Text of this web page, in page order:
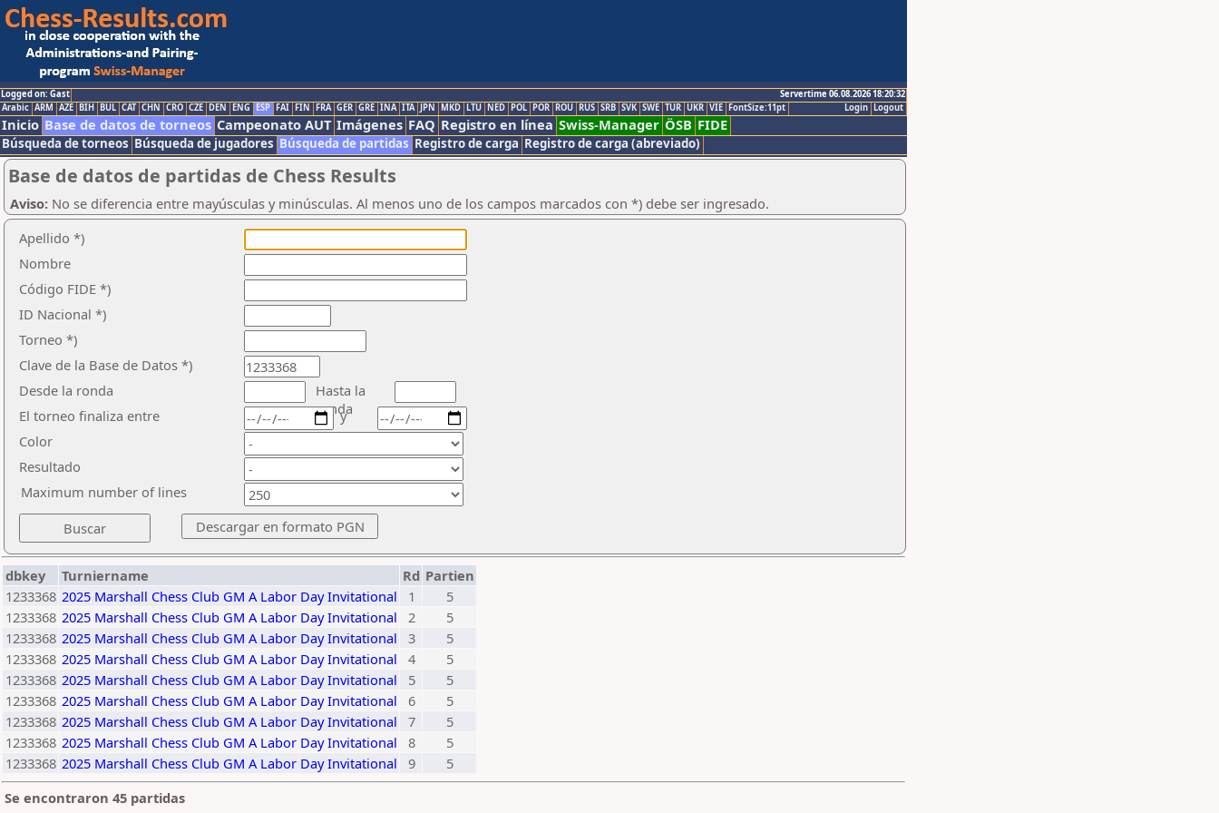
Logged on: Gast
Servertime 06.08.2026 18:20:32
Logout
Login
Arabic ARM AZE BIH BUL CAT CHN CRO CZE DEN ENG ESP FAI FIN FRA GER GRE INA ITA JPN MKD LTU NED POL POR ROU RUS SRB SVK SWE TUR UKR VIE FontSize:11pt
Inicio Base de datos de torneos Campeonato AUT Imágenes FAQ Registro en línea Swiss-Manager ÖSB FIDE
Búsqueda de torneos Búsqueda de jugadores Búsqueda de partidas Registro de carga Registro de carga (abreviado)
Base de datos de partidas de Chess Results
Aviso: No se diferencia entre mayúsculas y minúsculas. Al menos uno de los campos marcados con *) debe ser ingresado.
Apellido *)
Nombre
Código FIDE *)
ID Nacional *)
Torneo *)
Clave de la Base de Datos *)
Desde la ronda
Hasta la
ronda
El torneo finaliza entre
Color
Resultado
y
Maximum number of lines
dbkey Turniername Rd Partien
1233368 2025 Marshall Chess Club GM A Labor Day Invitational 1
5
1233368 2025 Marshall Chess Club GM A Labor Day Invitational 2
5
1233368 2025 Marshall Chess Club GM A Labor Day Invitational 3
5
1233368 2025 Marshall Chess Club GM A Labor Day Invitational 4
5
1233368 2025 Marshall Chess Club GM A Labor Day Invitational 5
5
1233368 2025 Marshall Chess Club GM A Labor Day Invitational 6
5
1233368 2025 Marshall Chess Club GM A Labor Day Invitational 7
5
1233368 2025 Marshall Chess Club GM A Labor Day Invitational 8
5
1233368 2025 Marshall Chess Club GM A Labor Day Invitational 9
5
Se encontraron 45 partidas